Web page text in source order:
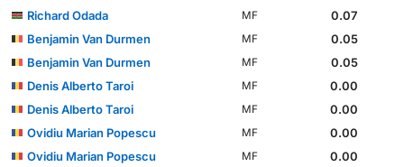
Richard Odada
MF
0.07
Benjamin Van Durmen
MF
0.05
Benjamin Van Durmen
MF
0.05
Denis Alberto Taroi
MF
0.00
Denis Alberto Taroi
MF
0.00
Ovidiu Marian Popescu
MF
0.00
Ovidiu Marian Popescu
MF
0.00